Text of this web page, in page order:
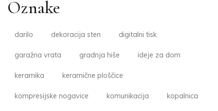
Oznake
darilo dekoracija sten digitalni tisk
garažna vrata gradnja hiše ideje za dom
keramika keramične ploščice
kompresijske nogavice komunikacija kopalnica